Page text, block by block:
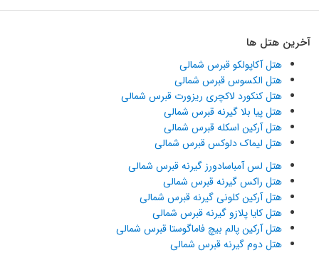
آخرین هتل ها
هتل آکاپولکو قبرس شمالی
هتل الکسوس قبرس شمالی
هتل کنکورد لاکچری ریزورت قبرس شمالی
هتل پیا بلا گیرنه قبرس شمالی
هتل آرکین اسکله قبرس شمالی
هتل لیماک دلوکس قبرس شمالی
هتل لس آمباسادورز گیرنه قبرس شمالی
هتل راکس گیرنه قبرس شمالی
هتل آرکین کلونی گیرنه قبرس شمالی
هتل کایا پلازو گیرنه قبرس شمالی
هتل آرکین پالم بیچ فاماگوستا قبرس شمالی
هتل دوم گیرنه قبرس شمالی